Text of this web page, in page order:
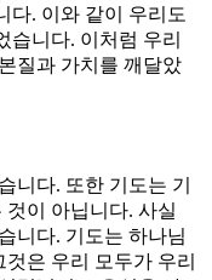
다. 이와 같이 우리도
습니다. 이처럼 우리
질과 가치를 깨달았
니다. 또한 기도는 기
이 아닙니다. 사실
니다. 기도는 하나님
은 우리 모두가 우리